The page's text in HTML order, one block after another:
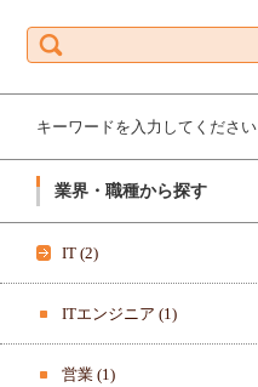
グ
ー
1
3
ん
A
R
D
K
さ
ん
ロ
フ
ル
を
T
i
t
r
索:
キーワードを入力してください
業界・職種から探す
IT (2)
ITエンジニア (1)
営業 (1)